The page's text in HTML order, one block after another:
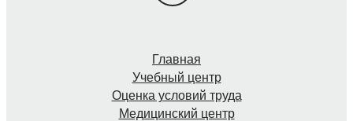
Главная
Учебный центр
Оценка условий труда
Медицинский центр